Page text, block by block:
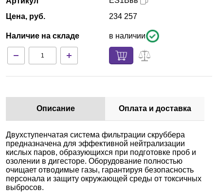
Цена, руб.
Наличие на складе
234 257
в наличии
Описание Оплата и доставка
Двухступенчатая система фильтрации скруббера
предназначена для эффективной нейтрализации
кислых паров, образующихся при подготовке проб и
озолении в дигесторе. Оборудование полностью
очищает отводимые газы, гарантируя безопасность
персонала и защиту окружающей среды от токсичных
выбросов.